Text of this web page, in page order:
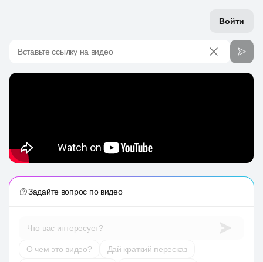
Войти
Вставьте ссылку на видео
Задайте вопрос по видео
Что вас интересует?
О чем это видео?
Дай краткий пересказ